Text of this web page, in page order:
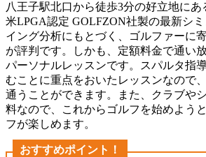
八王子駅北口から徒歩3分の好立地にあ
米LPGA認定 GOLFZON社製の最新シ
イング分析にもとづく、ゴルファーに
が評判です。しかも、定額料金で通い
パーソナルレッスンです。スパルタ指
むことに重点をおいたレッスンなので
通うことができます。また、クラブや
料なので、これからゴルフを始めよう
フが楽しめます。
おすすめポイント！